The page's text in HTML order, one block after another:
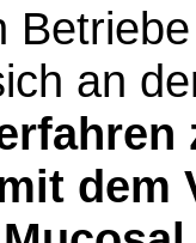
an
dem